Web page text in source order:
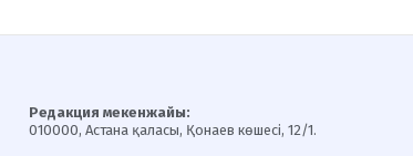
Редакция мекенжайы:
010000, Астана қаласы, Қонаев көшесі, 12/1.